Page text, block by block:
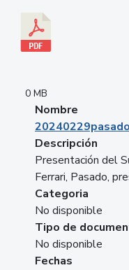
0 MB
Nombre
Descripción
Presentación del
Ferrari, Pasado,
Categoria
No disponible
Tipo de
No disponible
Fechas